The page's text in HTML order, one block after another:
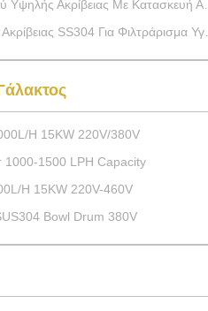
Με Κατασκευή Από Ανθρακούχο Χάλυβα/SS304/SS316
SS304 Για Φιλτράρισμα Υγρών - Σειρά ZX
H 15KW 220V/380V
1000-1500 LPH Capacity
H 15KW 220V-460V
Bowl Drum 380V